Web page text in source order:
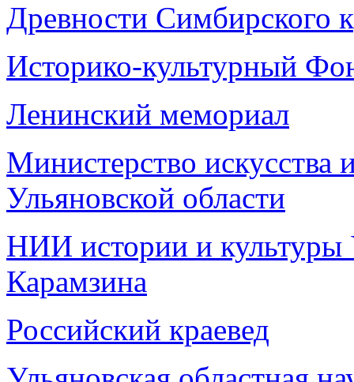
Древности Симбирского
Историко-культурный
Ленинский мемориал
Министерство искусства
Ульяновской области
НИИ истории и
Карамзина
Российский краевед